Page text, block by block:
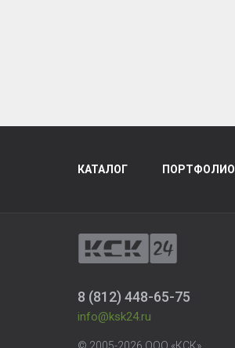
КАТАЛОГ ПОРТФОЛИО
8 (812) 448-65-75
info@ksk24.ru